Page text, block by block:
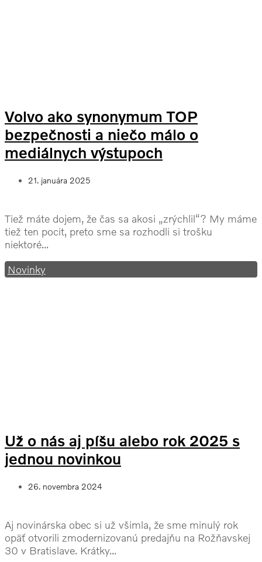
Volvo ako synonymum TOP
bezpečnosti a niečo málo o
mediálnych výstupoch
21. januára 2025
Tiež máte dojem, že čas sa akosi „zrýchlil“? My máme
tiež ten pocit, preto sme sa rozhodli si trošku
niektoré...
Novinky
Už o nás aj píšu alebo rok 2025 s
jednou novinkou
26. novembra 2024
Aj novinárska obec si už všimla, že sme minulý rok
opäť otvorili zmodernizovanú predajňu na Rožňavskej
30 v Bratislave. Krátky...